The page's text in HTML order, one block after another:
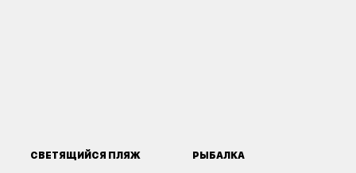
СВЕТЯЩИЙСЯ ПЛЯЖ РЫБАЛКА